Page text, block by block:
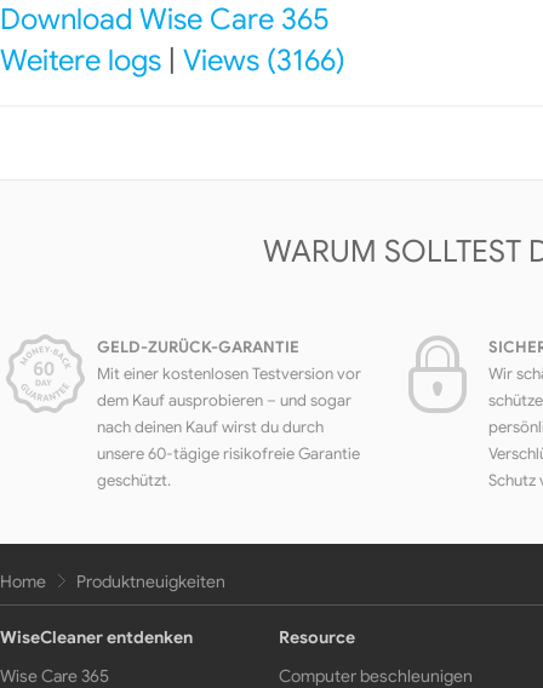
Download Wise Care 365
Weitere logs Views (3166)
WARUM SOLLTEST
GELD-ZURÜCK-GARANTIE
Mit einer kostenlosen Testversion vor
dem Kauf ausprobieren – und sogar
nach deinen Kauf wirst du durch
unsere 60-tägige risikofreie Garantie
geschützt.
Wir
Schutz
Home Produktneuigkeiten
WiseCleaner entdenken
Wise Care 365
Resource
Computer beschleunigen